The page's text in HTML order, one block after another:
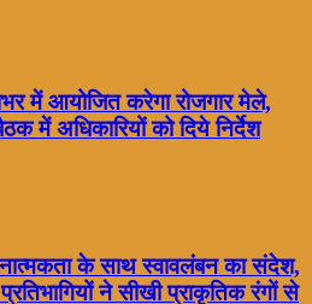
में आयोजित करेगा रोजगार मेले,
में अधिकारियों को दिये निर्देश
के साथ स्वावलंबन का संदेश,
ने सीखी प्राकृतिक रंगों से